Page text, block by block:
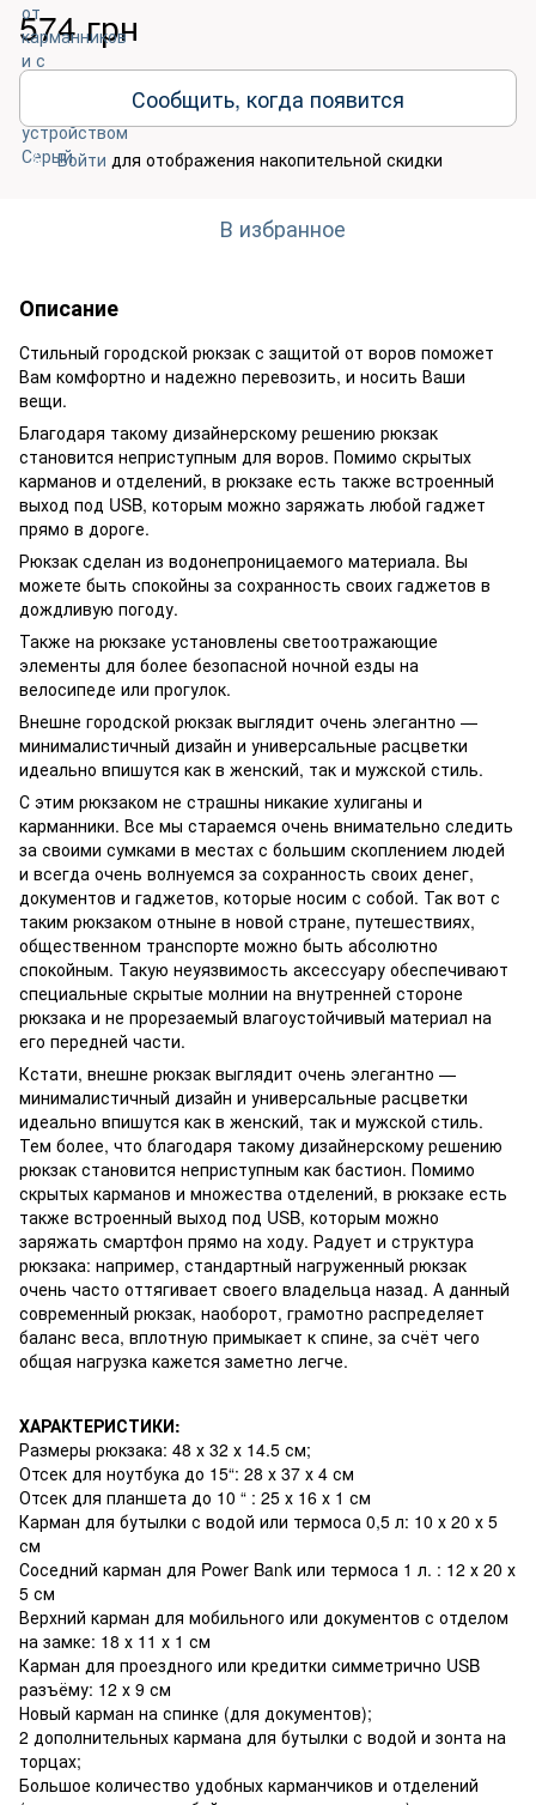
574 грн
Сообщить, когда появится
% Войти для отображения накопительной скидки
В избранное
Описание
Стильный городской рюкзак с защитой от воров поможет
Вам комфортно и надежно перевозить, и носить Ваши
вещи.
Благодаря такому дизайнерскому решению рюкзак
становится неприступным для воров. Помимо скрытых
карманов и отделений, в рюкзаке есть также встроенный
выход под USB, которым можно заряжать любой гаджет
прямо в дороге.
Рюкзак сделан из водонепроницаемого материала. Вы
можете быть спокойны за сохранность своих гаджетов в
дождливую погоду.
Также на рюкзаке установлены светоотражающие
элементы для более безопасной ночной езды на
велосипеде или прогулок.
Внешне городской рюкзак выглядит очень элегантно —
минималистичный дизайн и универсальные расцветки
идеально впишутся как в женский, так и мужской стиль.
С этим рюкзаком не страшны никакие хулиганы и
карманники. Все мы стараемся очень внимательно следить
за своими сумками в местах с большим скоплением людей
и всегда очень волнуемся за сохранность своих денег,
документов и гаджетов, которые носим с собой. Так вот с
таким рюкзаком отныне в новой стране, путешествиях,
общественном транспорте можно быть абсолютно
спокойным. Такую неуязвимость аксессуару обеспечивают
специальные скрытые молнии на внутренней стороне
рюкзака и не прорезаемый влагоустойчивый материал на
его передней части.
Кстати, внешне рюкзак выглядит очень элегантно —
минималистичный дизайн и универсальные расцветки
идеально впишутся как в женский, так и мужской стиль.
Тем более, что благодаря такому дизайнерскому решению
рюкзак становится неприступным как бастион. Помимо
скрытых карманов и множества отделений, в рюкзаке есть
также встроенный выход под USB, которым можно
заряжать смартфон прямо на ходу. Радует и структура
рюкзака: например, стандартный нагруженный рюкзак
очень часто оттягивает своего владельца назад. А данный
современный рюкзак, наоборот, грамотно распределяет
баланс веса, вплотную примыкает к спине, за счёт чего
общая нагрузка кажется заметно легче.
ХАРАКТЕРИСТИКИ:
Размеры рюкзака: 48 х 32 х 14.5 см;
Отсек для ноутбука до 15“: 28 х 37 х 4 см
Отсек для планшета до 10 “ : 25 х 16 х 1 см
Карман для бутылки с водой или термоса 0,5 л: 10 х 20 х 5
см
Соседний карман для Power Bank или термоса 1 л. : 12 х 20 х
5 см
Верхний карман для мобильного или документов с отделом
на замке: 18 х 11 х 1 см
Карман для проездного или кредитки симметрично USB
разъёму: 12 х 9 см
Новый карман на спинке (для документов);
2 дополнительных кармана для бутылки с водой и зонта на
торцах;
Большое количество удобных карманчиков и отделений